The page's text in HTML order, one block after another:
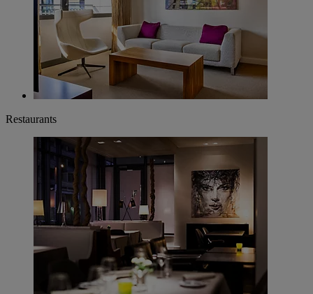
Restaurants